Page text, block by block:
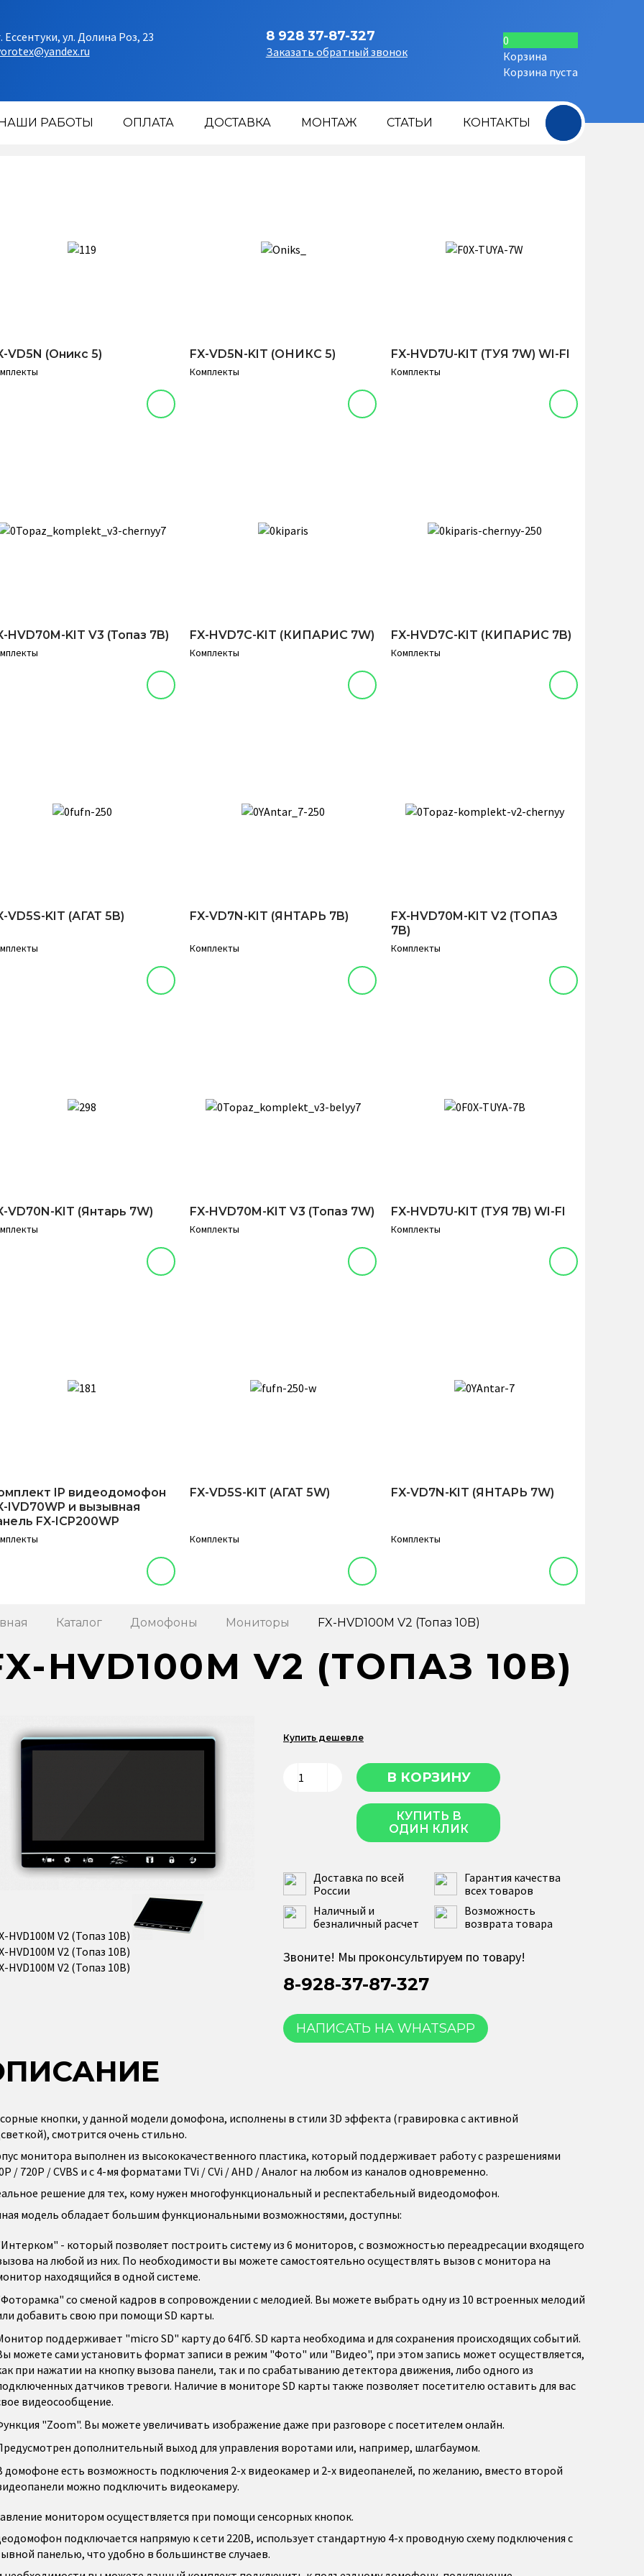
Ессентуки, ул. Долина Роз, 23
8 928 37-87-327
Заказать обратный звонок
0
Корзина
Корзина пуста
РАБОТЫ ОПЛАТА ДОСТАВКА МОНТАЖ СТАТЬИ КОНТАКТЫ +
VD5N (Оникс 5) FX-VD5N-KIT (ОНИКС 5)
Комплекты
FX-HVD7U-KIT (ТУЯ 7W) WI-FI
Комплекты
HVD70M-KIT V3 (Топаз 7B) FX-HVD7C-KIT (КИПАРИС 7W)
Комплекты
FX-HVD7C-KIT (КИПАРИС 7B)
Комплекты
VD5S-KIT (АГАТ 5B) FX-VD7N-KIT (ЯНТАРЬ 7B)
Комплекты
FX-HVD70M-KIT V2 (ТОПАЗ
7B)
Комплекты
VD70N-KIT (Янтарь 7W) FX-HVD70M-KIT V3 (Топаз 7W)
Комплекты
FX-HVD7U-KIT (ТУЯ 7B) WI-FI
Комплекты
IP видеодомофон
IVD70WP и вызывная
FX-ICP200WP
FX-VD5S-KIT (АГАТ 5W)
Комплекты
FX-VD7N-KIT (ЯНТАРЬ 7W)
Комплекты
Каталог Домофоны Мониторы FX-HVD100M V2 (Топаз 10B)
HVD100M V2 (ТОПАЗ 10B)
Купить дешевле
КУПИТЬ В
ОДИН КЛИК
Доставка по всей
России
Гарантия качества
всех товаров
Наличный и
безналичный расчет
Возможность
возврата товара
Звоните! Мы проконсультируем по товару!
8-928-37-87-327
НАПИСАТЬ НА WHATSAPP
кнопки, у данной модели домофона, исполнены в стили 3D эффекта (гравировка с активной
смотрится очень стильно.
монитора выполнен из высококачественного пластика, который поддерживает работу с разрешениями
/ 720P / CVBS и с 4-мя форматами TVi / CVi / AHD / Аналог на любом из каналов одновременно.
решение для тех, кому нужен многофункциональный и респектабельный видеодомофон.
модель обладает большим функциональными возможностями, доступны:
- который позволяет построить систему из 6 мониторов, с возможностью переадресации входящего
на любой из них. По необходимости вы можете самостоятельно осуществлять вызов с монитора на
находящийся в одной системе.
со сменой кадров в сопровождении с мелодией. Вы можете выбрать одну из 10 встроенных мелодий
добавить свою при помощи SD карты.
поддерживает "micro SD" карту до 64Гб. SD карта необходима и для сохранения происходящих событий.
можете сами установить формат записи в режим "Фото" или "Видео", при этом запись может осуществляется,
при нажатии на кнопку вызова панели, так и по срабатыванию детектора движения, либо одного из
датчиков тревоги. Наличие в мониторе SD карты также позволяет посетителю оставить для вас
видеосообщение.
"Zoom". Вы можете увеличивать изображение даже при разговоре с посетителем онлайн.
дополнительный выход для управления воротами или, например, шлагбаумом.
домофоне есть возможность подключения 2-х видеокамер и 2-х видеопанелей, по желанию, вместо второй
можно подключить видеокамеру.
монитором осуществляется при помощи сенсорных кнопок.
подключается напрямую к сети 220В, использует стандартную 4-х проводную схему подключения с
панелью, что удобно в большинстве случаев.